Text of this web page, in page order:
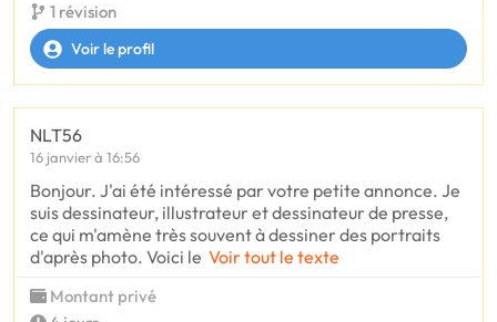
1 révision
Voir le profil
NLT56
16 janvier à 16:56
Bonjour. J'ai été intéressé par votre petite annonce. Je
suis dessinateur, illustrateur et dessinateur de presse,
ce qui m'amène très souvent à dessiner des portraits
d'après photo. Voici le Voir tout le texte
Montant privé